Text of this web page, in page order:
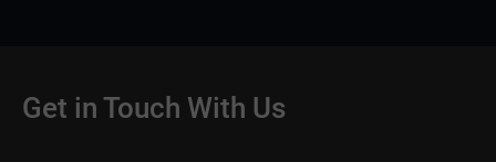
Get in Touch With Us